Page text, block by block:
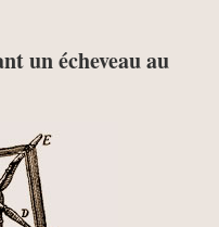
un écheveau au